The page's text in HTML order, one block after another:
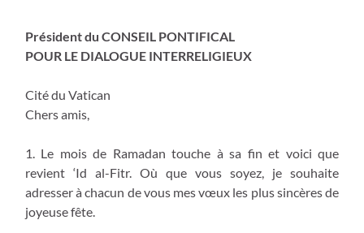
Président du CONSEIL PONTIFICAL
POUR LE DIALOGUE INTERRELIGIEUX
Cité du Vatican
Chers amis,
1. Le mois de Ramadan touche à sa fin et voici que
revient ‘Id al-Fitr. Où que vous soyez, je souhaite
adresser à chacun de vous mes vœux les plus sincères de
joyeuse fête.